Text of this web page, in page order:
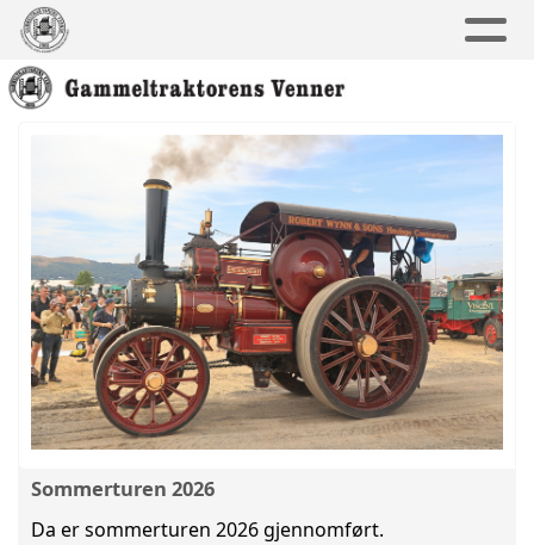
Sommerturen 2026
Da er sommerturen 2026 gjennomført.